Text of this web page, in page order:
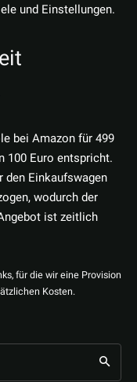
und Einstellungen.
bei Amazon für 499
100 Euro entspricht.
den Einkaufswagen
wodurch der
ist zeitlich
für die wir eine Provision
Kosten.